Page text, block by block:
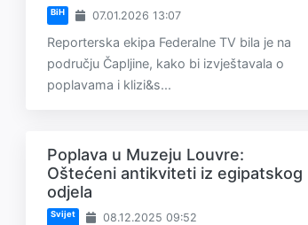
BiH 07.01.2026 13:07
Reporterska ekipa Federalne TV bila je na
području Čapljine, kako bi izvještavala o
poplavama i klizi&s...
Poplava u Muzeju Louvre:
Oštećeni antikviteti iz egipatskog
odjela
Svijet 08.12.2025 09:52